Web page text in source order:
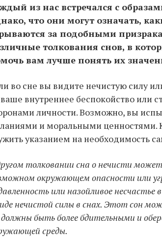
из нас встречался с
что они могут означать,
за подобными
толкования снов, в
вам лучше понять их
во сне вы видите нечистую силу
внутреннее беспокойство
личности. Возможно, вы
и моральными ценностями.
указанием на необходимость
толковании сна о нечисти
окружающем опасности или
или назойливое
нечистой силы в снах. Этот сон
быть более бдительными и
среды.